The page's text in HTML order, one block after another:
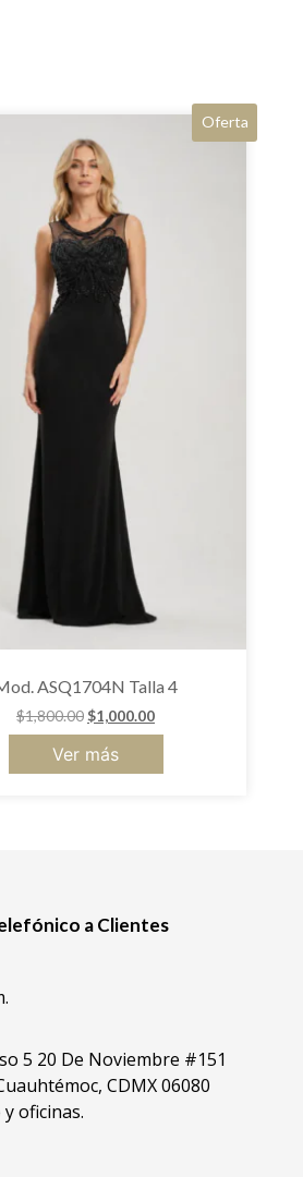
Oferta
ASQ1704N Talla 4
$1,800.00$1,000.00
Ver más
a Clientes
5 20 De Noviembre #151
CDMX 06080
oficinas.